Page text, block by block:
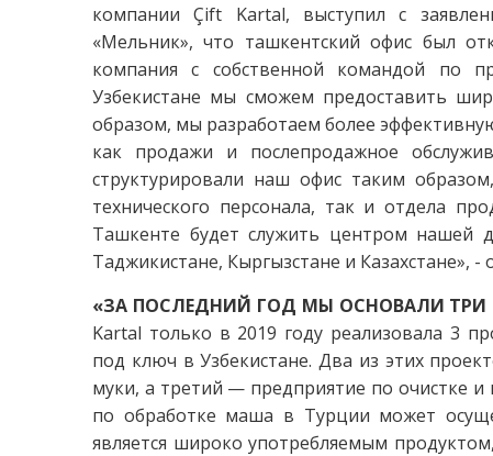
компании Çift Kartal, выступил с
«Мельник», что ташкентский офис был
компания с собственной командой по
Узбекистане мы сможем предоставить
образом, мы разработаем более
как продажи и послепродажное
структурировали наш офис таким
технического персонала, так и отдела
Ташкенте будет служить центром нашей
Таджикистане, Кыргызстане и Казахстане», -
«ЗА ПОСЛЕДНИЙ ГОД МЫ ОСНОВАЛИ ТРИ
Kartal только в 2019 году реализовала 3
под ключ в Узбекистане. Два из этих
муки, а третий — предприятие по очистке
по обработке маша в Турции может
является широко употребляемым